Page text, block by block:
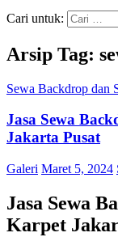
Cari untuk:
Arsip Tag:
Sewa Backdrop dan
Jasa Sewa
Jakarta Pusat
Galeri Maret 5, 2024
Jasa Sewa
Karpet